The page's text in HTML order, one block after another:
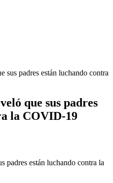
sus padres están luchando contra
que sus padres
la COVID-19